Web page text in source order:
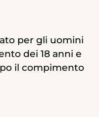
per gli uomini
dei 18 anni e
il compimento